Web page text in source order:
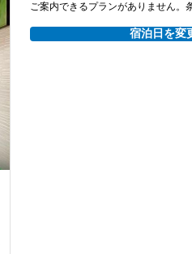
ご案内できるプランがありません。
宿泊日を変